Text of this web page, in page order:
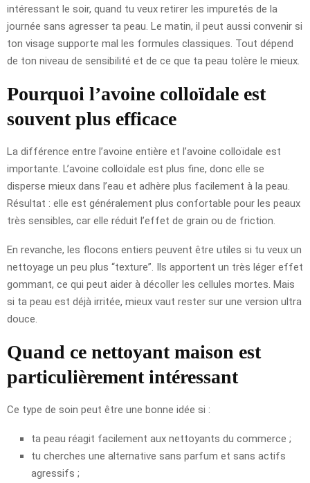
intéressant le soir, quand tu veux retirer les impuretés de la
journée sans agresser ta peau. Le matin, il peut aussi convenir si
ton visage supporte mal les formules classiques. Tout dépend
de ton niveau de sensibilité et de ce que ta peau tolère le mieux.
Pourquoi l’avoine colloïdale est
souvent plus efficace
La différence entre l’avoine entière et l’avoine colloïdale est
importante. L’avoine colloïdale est plus fine, donc elle se
disperse mieux dans l’eau et adhère plus facilement à la peau.
Résultat : elle est généralement plus confortable pour les peaux
très sensibles, car elle réduit l’effet de grain ou de friction.
En revanche, les flocons entiers peuvent être utiles si tu veux un
nettoyage un peu plus “texture”. Ils apportent un très léger effet
gommant, ce qui peut aider à décoller les cellules mortes. Mais
si ta peau est déjà irritée, mieux vaut rester sur une version ultra
douce.
Quand ce nettoyant maison est
particulièrement intéressant
Ce type de soin peut être une bonne idée si :
ta peau réagit facilement aux nettoyants du commerce ;
tu cherches une alternative sans parfum et sans actifs
agressifs ;